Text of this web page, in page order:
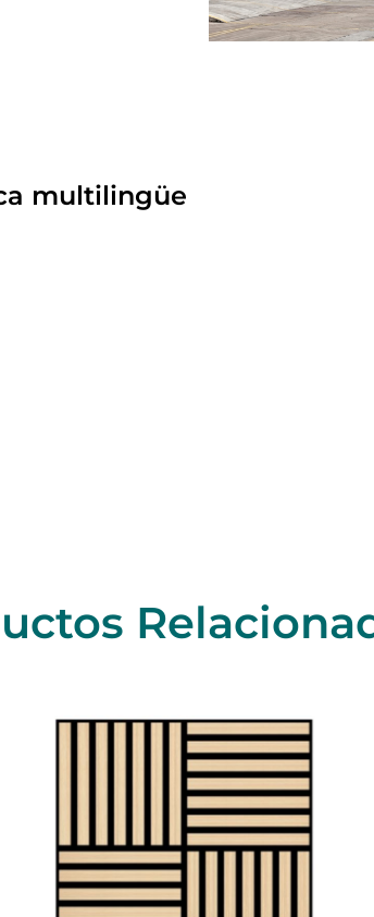
multilingüe